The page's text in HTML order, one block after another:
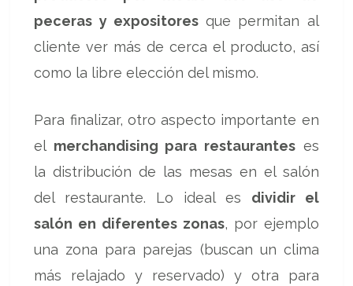
peceras y expositoresque permitan al
cliente ver más de cerca el producto, así
como la libre elección del mismo.
Para finalizar, otro aspecto importante en
el merchandising para restaurantes es
la distribución de las mesas en el salón
del restaurante. Lo ideal es dividir el
salón en diferentes zonas, por ejemplo
una zona para parejas (buscan un clima
más relajado y reservado) y otra para